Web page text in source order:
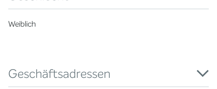
Weiblich
Geschäftsadressen